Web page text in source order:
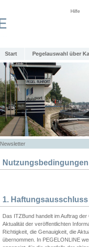
Hilfe
Start Pegelauswahl über
Newsletter
Nutzungsbedingungen
1.
Das ITZBund handelt im Auftrag
Aktualität der veröffentlichten
Richtigkeit, die Genauigkeit, die
übernommen. In PEGELONLINE